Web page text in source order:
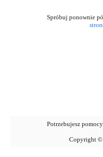
Potrzebujesz
Copyright ©